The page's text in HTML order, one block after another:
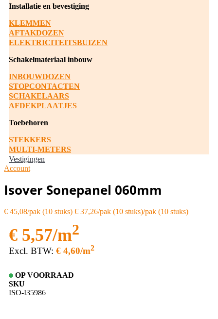
Installatie en bevestiging
KLEMMEN
AFTAKDOZEN
ELEKTRICITEITSBUIZEN
Schakelmateriaal inbouw
INBOUWDOZEN
STOPCONTACTEN
SCHAKELAARS
AFDEKPLAATJES
Toebehoren
STEKKERS
MULTI-METERS
Vestigingen
Account
Isover Sonepanel 060mm
€ 45,08 € 37,26/pak (10 stuks)
€ 5,57/m2
Excl. BTW: € 4,60/m2
OP VOORRAAD
SKU
ISO-I35986